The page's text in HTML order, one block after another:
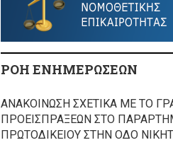
ΡΟΗ ΕΝΗΜΕΡΩΣΕΩΝ
ΑΝΑΚΟΙΝΩΣΗ ΣΧΕΤΙΚΑ ΜΕ ΤΟ
ΠΡΟΕΙΣΠΡΑΞΕΩΝ ΣΤΟ
ΠΡΩΤΟΔΙΚΕΙΟΥ ΣΤΗΝ ΟΔΟ